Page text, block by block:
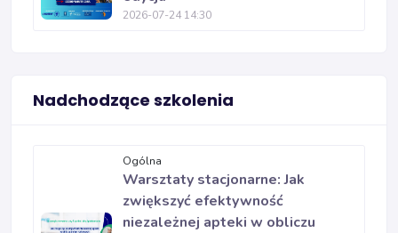
2026-07-24 14:30
Nadchodzące szkolenia
Ogólna
Warsztaty stacjonarne: Jak
zwiększyć efektywność
niezależnej apteki w obliczu